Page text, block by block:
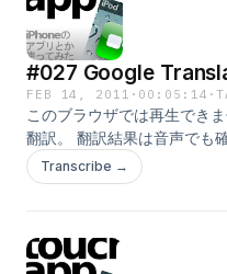
#027 Google
FEB 14, 2011 · 00:05:14 ·
このブラウザでは再生でき
翻訳。 翻訳結果は音声でも
ーチも怖くないっ(^^) [カテ
1.0.0.926 ] [価格：無料]
Transcribe →